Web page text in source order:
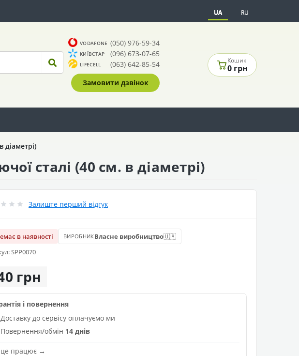
UA RU
VODAFONE (050) 976-59-34
КИЇВСТАР (096) 673-07-65
LIFECELL
(063) 642-85-54
Замовити дзвінок
Кошик
0 грн
діаметрі)
сталі (40 см. в діаметрі)
Залиште перший відгук
в наявності ВИРОБНИКВласне виробництво🇺🇦
SPP0070
грн
і повернення
Доставку до сервісу оплачуємо ми
Повернення/обмін 14 днів
працює →